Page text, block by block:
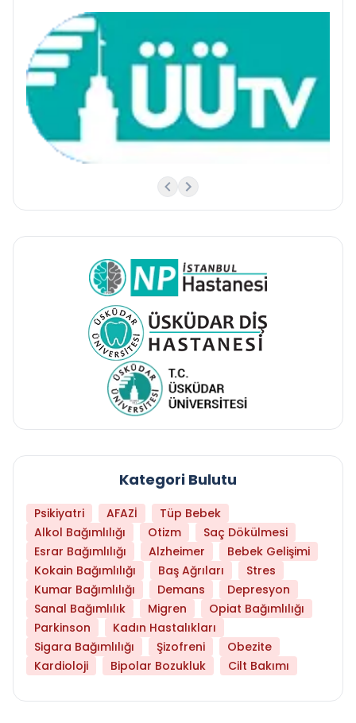
Kategori Bulutu
Psikiyatri AFAZİ
Tüp Bebek
Alkol Bağımlılığı
Otizm
Saç Dökülmesi
Esrar Bağımlılığı
Alzheimer
Bebek Gelişimi
Kokain Bağımlılığı
Baş Ağrıları
Stres
Kumar Bağımlılığı
Demans
Depresyon
Sanal Bağımlılık
Migren
Opiat Bağımlılığı
Parkinson
Kadın Hastalıkları
Sigara Bağımlılığı
Şizofreni
Obezite
Kardioloji
Bipolar Bozukluk Cilt Bakımı